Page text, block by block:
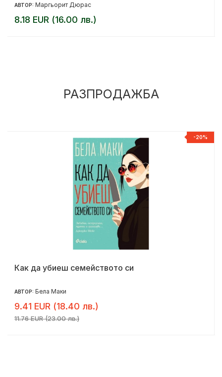
АВТОР: Маргьорит Дюрас
8.18 EUR (16.00 лв.)
РАЗПРОДАЖБА
-20%
Как да убиеш семейството си
АВТОР: Бела Маки
9.41 EUR (18.40 лв.)
11.76 EUR (23.00 лв.)